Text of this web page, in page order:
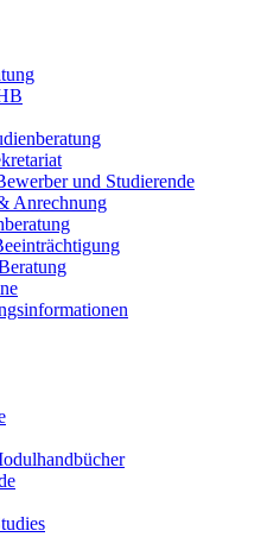
und Studierende
Anrechnung